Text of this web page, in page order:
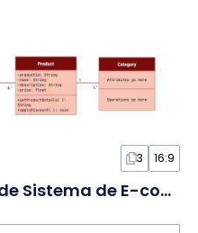
3 16:9
Diagrama de Classes de Sistema de E-commerce em Quadro Branco